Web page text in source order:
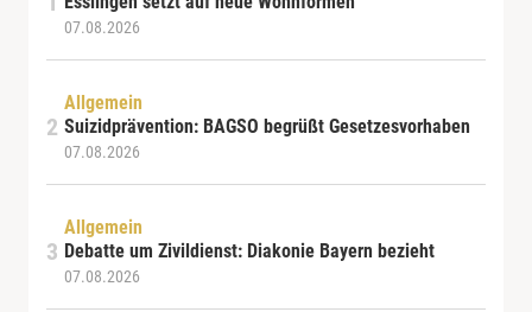
07.08.2026
Allgemein
Suizidprävention: BAGSO begrüßt Gesetzesvorhaben
07.08.2026
Allgemein
Debatte um Zivildienst: Diakonie Bayern bezieht
07.08.2026